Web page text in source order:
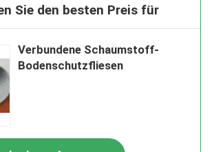
Sie den besten Preis für
Verbundene Schaumstoff-
Bodenschutzfliesen